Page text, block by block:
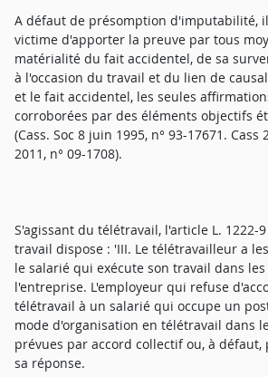
A défaut de présomption d'imputabilité,
victime d'apporter la preuve par tous
matérialité du fait accidentel, de sa
à l'occasion du travail et du lien de
et le fait accidentel, les seules
corroborées par des éléments objectifs
(Cass. Soc 8 juin 1995, n° 93-17671. Cass
2011, n° 09-1708).
S'agissant du télétravail, l'article L. 1222-
travail dispose : 'III. Le télétravailleur a
le salarié qui exécute son travail dans
l'entreprise. L'employeur qui refuse
télétravail à un salarié qui occupe un
mode d'organisation en télétravail dans
prévues par accord collectif ou, à défaut,
sa réponse.